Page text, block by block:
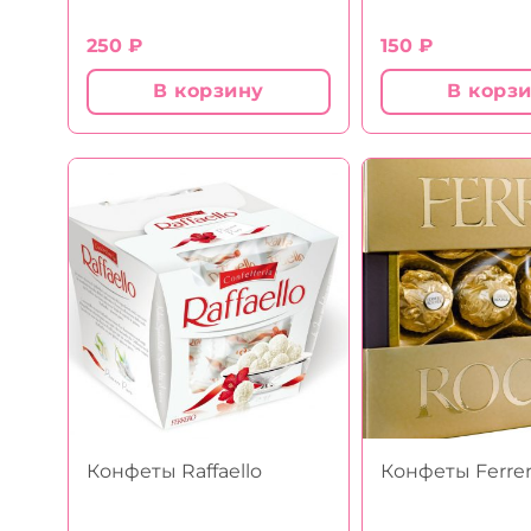
250 ₽
В корзину
150 ₽
В
Конфеты Raffaello Конфеты